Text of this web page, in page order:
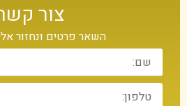
צור
השאר פרטים ונחזור